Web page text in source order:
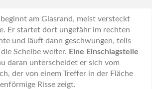
beginnt am Glasrand, meist versteckt
Er startet dort ungefähr im rechten
und läuft dann geschwungen, teils
Scheibe weiter. Eine Einschlagstelle
daran unterscheidet er sich vom
der von einem Treffer in der Fläche
Risse zeigt.